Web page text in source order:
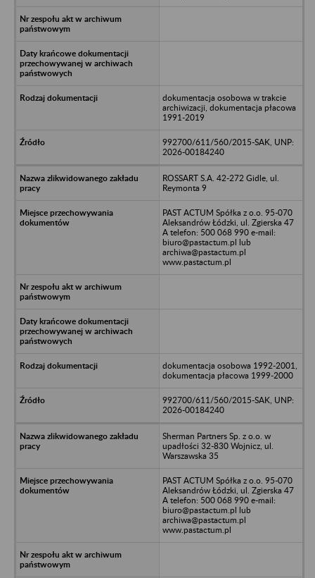
dokumentacja osobowa w trakcie
archiwizacji, dokumentacja płacowa
1991-2019
992700/611/560/2015-SAK, UNP:
2026-00184240
ROSSART S.A. 42-272 Gidle, ul.
Reymonta 9
PAST ACTUM Spółka z o.o. 95-070
Aleksandrów Łódzki, ul. Zgierska 47
A telefon: 500 068 990 e-mail:
biuro@pastactum.pl lub
archiwa@pastactum.pl
www.pastactum.pl
dokumentacja osobowa 1992-2001,
dokumentacja płacowa 1999-2000
992700/611/560/2015-SAK, UNP:
2026-00184240
Sherman Partners Sp. z o.o. w
upadłości 32-830 Wojnicz, ul.
Warszawska 35
PAST ACTUM Spółka z o.o. 95-070
Aleksandrów Łódzki, ul. Zgierska 47
A telefon: 500 068 990 e-mail:
biuro@pastactum.pl lub
archiwa@pastactum.pl
www.pastactum.pl